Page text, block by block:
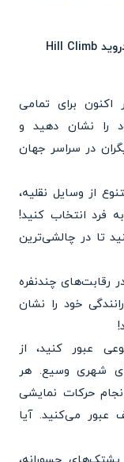
ویژگی های بازی هیل کلایمب ریسینگ ۲ اندروید Hill Climb
اکنون برای تمامی
را نشان دهید و
در سراسر جهان
از وسایل نقلیه،
فرد انتخاب کنید!
تا در چالشی‌ترین
رقابت‌های چندنفره
خود را نشان
عبور کنید، از
شهری وسیع. هر
حرکات نمایشی
عبور می‌کنید. آیا